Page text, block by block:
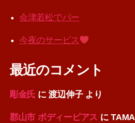
会津若松でバー
今夜のサービス
最近のコメント
彫金氏 に渡辺伸子より
郡山市 ボディーピアス にTAMA